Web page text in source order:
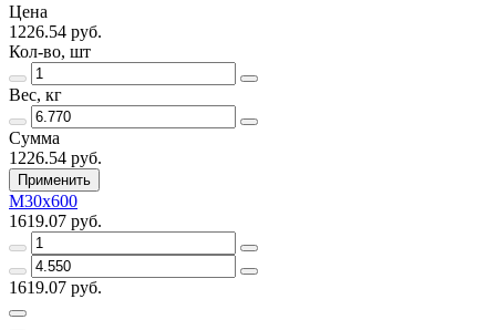
Цена
1226.54 руб.
Кол-во, шт
Вес, кг
Сумма
1226.54 руб.
Применить
М30х600
1619.07 руб.
1619.07 руб.